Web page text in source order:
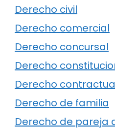
Derecho civil
Derecho comercial
Derecho concursal
Derecho
Derecho
Derecho de familia
Derecho de pareja